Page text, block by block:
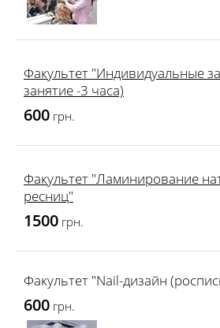
Факультет "Индивидуальные
занятие -3 часа)
600 грн.
Факультет "Ламинирование
ресниц"
1500 грн.
Факультет "Nail-дизайн
600 грн.